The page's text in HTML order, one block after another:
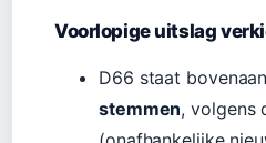
Voorlopige uitslag
D66 staat
stemmen, volgens